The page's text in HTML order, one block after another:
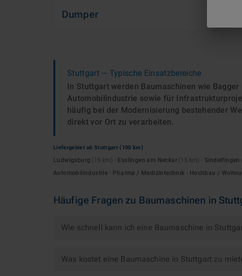
Dumper
Stuttgart— Typische Einsatzbereiche
In Stuttgart werden Baumaschinen wie
Automobilindustrie sowie für
häufig bei der Modernisierung bestehender
direkt vor Ort zu verarbeiten.
Liefergebiet ab Stuttgart (100 km)
Ludwigsburg · Esslingen am Neckar · Sindelfingen
Automobilindustrie · Pharma / Medizintechnik · Hochbau /
Häufige Fragen zu Baumaschinen in
Wie schnell kann ich eine Baumaschine in
Was kostet eine Baumaschine in Stuttgart zu